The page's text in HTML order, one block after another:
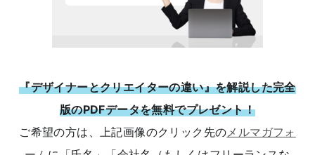
『デザイナーとクリエイターの違い』を解説した完全
版のPDFデータを無料でプレゼント！
ご希望の方は、上記画像のクリック先のメルマガフォ